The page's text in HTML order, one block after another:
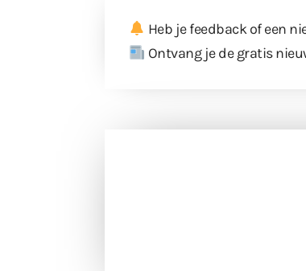
Heb je feedback of een
Ontvang je de gratis